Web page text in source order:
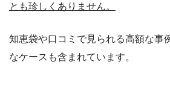
とも珍しくありません。
知恵袋や口コミで見られる高額な事
なケースも含まれています。